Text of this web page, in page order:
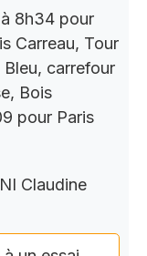
8h34 pour
Carreau, Tour
carrefour
Bois
pour Paris
Claudine